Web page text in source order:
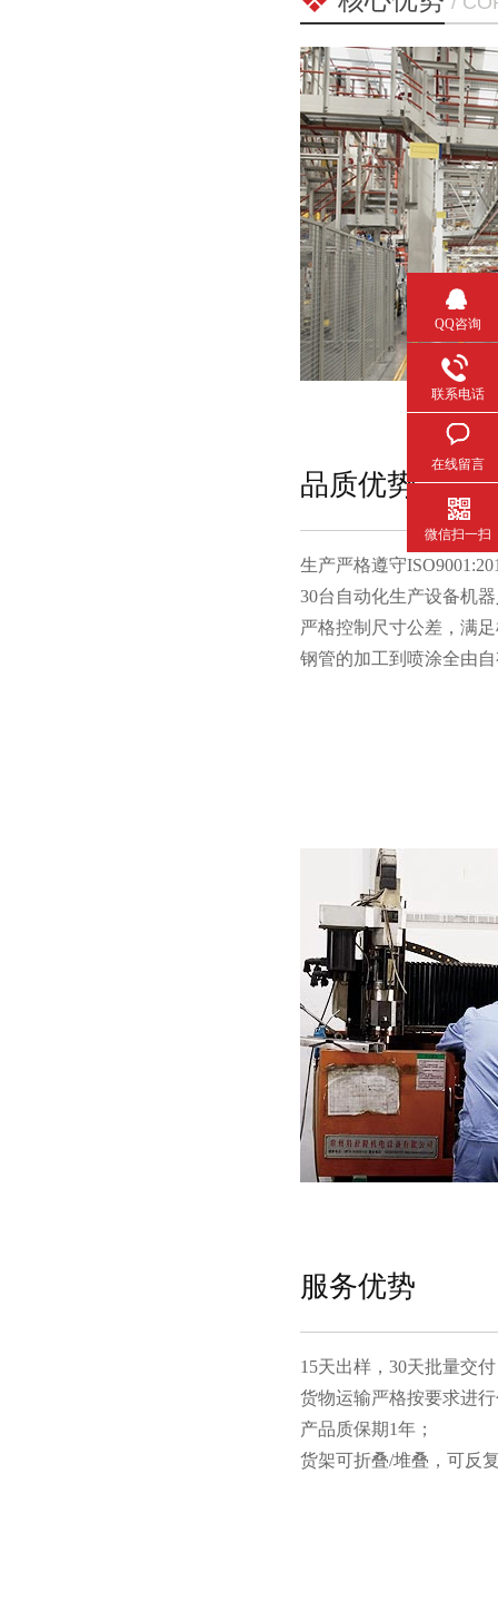
品质优势
生产严格遵守ISO9001:2015
30台自动化生产设备机器人
严格控制尺寸公差，满足
钢管的加工到喷涂全由自
服务优势
15天出样，30天批量交付
货物运输严格按要求进行包
产品质保期1年；
货架可折叠/堆叠，可反
QQ咨询
联系电话
在线留言
微信扫一扫